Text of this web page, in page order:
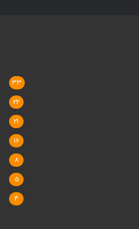
33
22
21
16
8
5
4